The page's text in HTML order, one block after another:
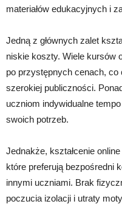
materiałów edukacyjnych i
Jedną z głównych zalet
niskie koszty. Wiele kursów
po przystępnych cenach,
szerokiej publiczności.
uczniom indywidualne
swoich potrzeb.
Jednakże, kształcenie
które preferują bezpośredni
innymi uczniami. Brak
poczucia izolacji i utraty